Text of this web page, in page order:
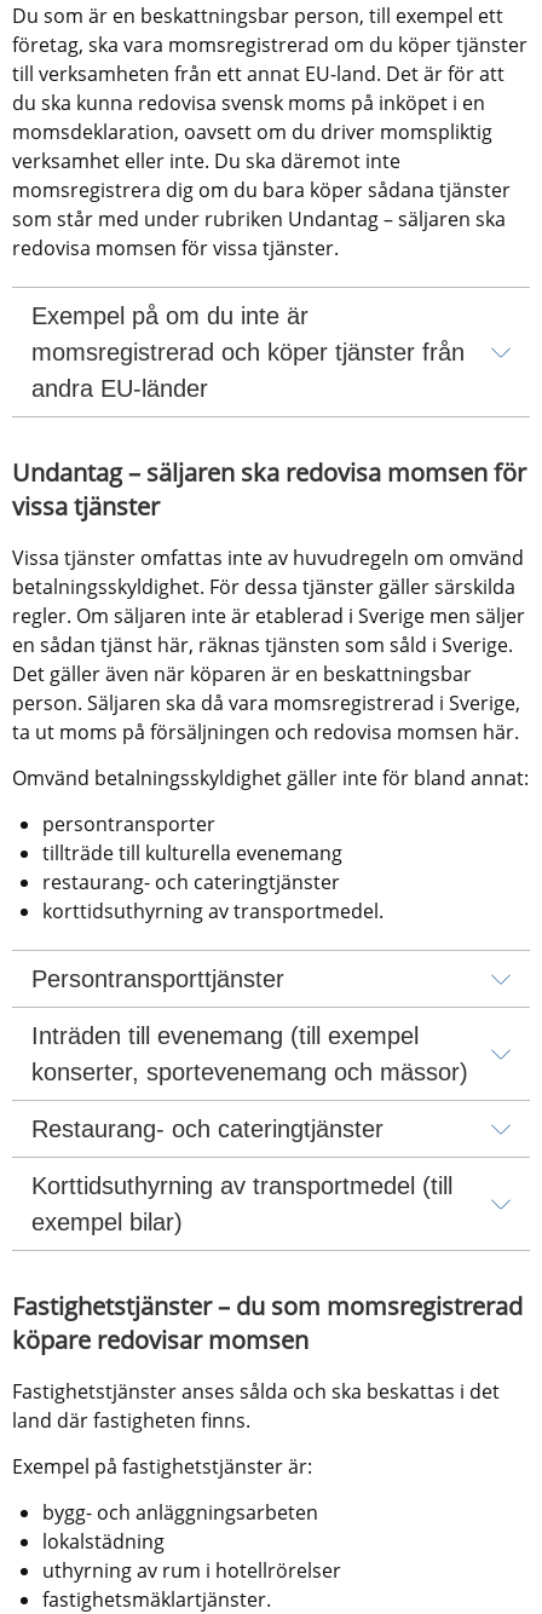
Du som är en beskattningsbar person, till exempel ett
företag, ska vara momsregistrerad om du köper tjänster
till verksamheten från ett annat EU-land. Det är för att
du ska kunna redovisa svensk moms på inköpet i en
momsdeklaration, oavsett om du driver momspliktig
verksamhet eller inte. Du ska däremot inte
momsregistrera dig om du bara köper sådana tjänster
som står med under rubriken Undantag – säljaren ska
redovisa momsen för vissa tjänster.
Exempel på om du inte är
momsregistrerad och köper tjänster från
andra EU-länder
Undantag – säljaren ska redovisa momsen för
vissa tjänster
Vissa tjänster omfattas inte av huvudregeln om omvänd
betalningsskyldighet. För dessa tjänster gäller särskilda
regler. Om säljaren inte är etablerad i Sverige men säljer
en sådan tjänst här, räknas tjänsten som såld i Sverige.
Det gäller även när köparen är en beskattningsbar
person. Säljaren ska då vara momsregistrerad i Sverige,
ta ut moms på försäljningen och redovisa momsen här.
Omvänd betalningsskyldighet gäller inte för bland annat:
persontransporter
tillträde till kulturella evenemang
restaurang- och cateringtjänster
korttidsuthyrning av transportmedel.
Persontransporttjänster
Inträden till evenemang (till exempel
konserter, sportevenemang och mässor)
Restaurang- och cateringtjänster
Korttidsuthyrning av transportmedel (till
exempel bilar)
Fastighetstjänster – du som momsregistrerad
köpare redovisar momsen
Fastighetstjänster anses sålda och ska beskattas i det
land där fastigheten finns.
Exempel på fastighetstjänster är:
bygg- och anläggningsarbeten
lokalstädning
uthyrning av rum i hotellrörelser
fastighetsmäklartjänster.